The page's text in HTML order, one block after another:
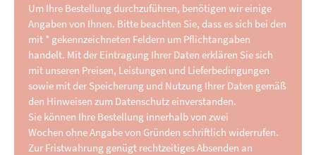
Um Ihre Bestellung durchzuführen, benötigen wir einige
Angaben von Ihnen. Bitte beachten Sie, dass es sich bei den
mit * gekennzeichneten Feldern um Pflichtangaben
handelt. Mit der Eintragung Ihrer Daten erklären Sie sich
mit unseren Preisen, Leistungen und Lieferbedingungen
sowie mit der Speicherung und Nutzung Ihrer Daten gemäß
den Hinweisen zum Datenschutz einverstanden.
Sie können Ihre Bestellung innerhalb von zwei
Wochen ohne Angabe von Gründen schriftlich widerrufen.
Zur Fristwahrung genügt rechtzeitiges Absenden an